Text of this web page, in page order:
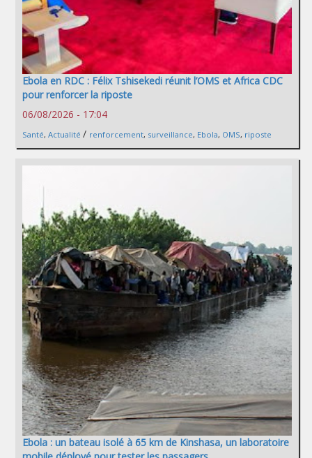
Ebola en RDC : Félix Tshisekedi réunit l’OMS et Africa CDC
pour renforcer la riposte
06/08/2026 - 17:04
Santé, Actualité / renforcement, surveillance, Ebola, OMS, riposte
Ebola : un bateau isolé à 65 km de Kinshasa, un laboratoire